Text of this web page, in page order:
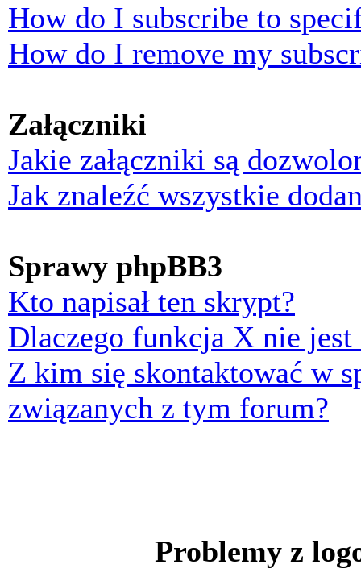
How do I subscribe to
How do I remove my
Załączniki
Jakie załączniki są
Jak znaleźć wszystkie
Sprawy phpBB3
Kto napisał ten skrypt?
Dlaczego funkcja X nie jest
Z kim się skontaktować w
związanych z tym forum?
Problemy z